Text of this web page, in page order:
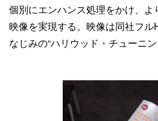
個別にエンハンス処理をかけ、
映像を実現する。映像は同社フ
なじみの“ハリウッド・チューニン